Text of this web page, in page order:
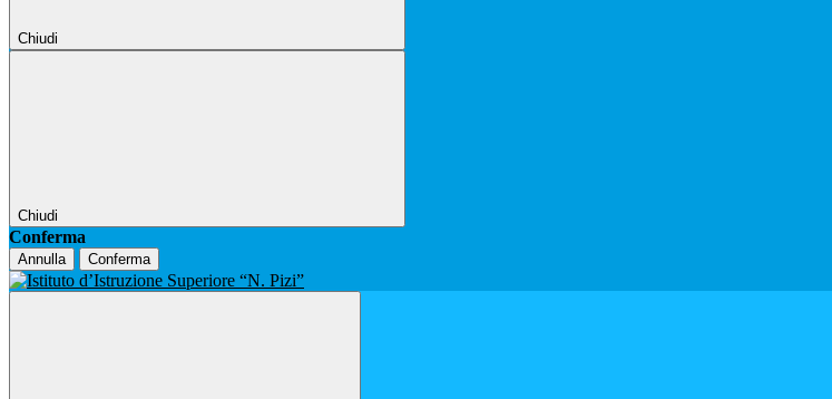
Chiudi
Chiudi
Conferma
Annulla Conferma